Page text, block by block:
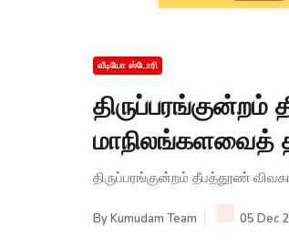
வீடியோ ஸ்டோரி
திருப்பரங்குன்றம்
மாநிலங்களவைத்
திருப்பரங்குன்றம் தீபத்தூண்
ByKumudam Team 05 Dec